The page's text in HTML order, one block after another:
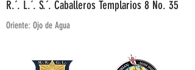
R.´. L.´. S.´. Caballeros Templarios 8 No. 35
Oriente: Ojo de Agua